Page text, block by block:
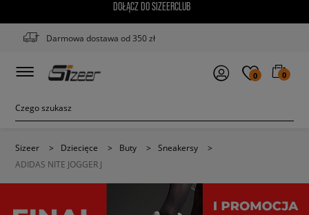
DOŁĄCZ DO SIZEERCLUB
Darmowa dostawa od 350 zł
0 0
Sizeer > Dziecięce > Buty > Sneakersy
>
ADIDAS NITE JOGGER J